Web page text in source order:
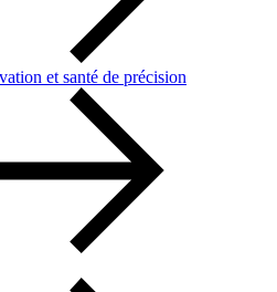
et santé de précision